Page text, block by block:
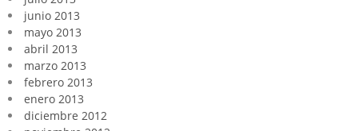
junio 2013
mayo 2013
abril 2013
marzo 2013
febrero 2013
enero 2013
diciembre 2012